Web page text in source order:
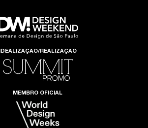
IDEALIZAÇÃO/REALIZAÇÃO
MEMBRO OFICIAL